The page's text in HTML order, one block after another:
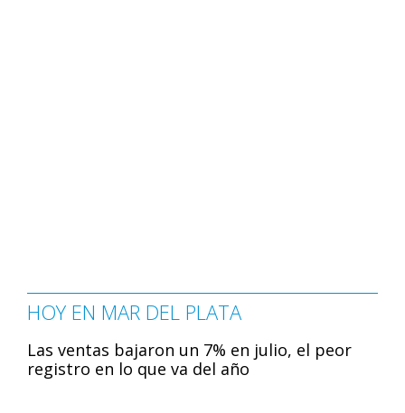
HOY EN MAR DEL PLATA
Las ventas bajaron un 7% en julio, el peor
registro en lo que va del año